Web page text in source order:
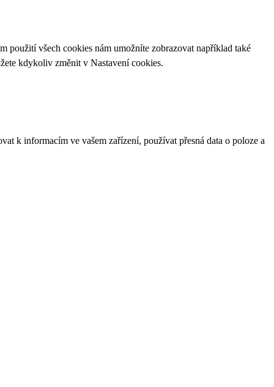
použití všech cookies nám umožníte zobrazovat například také
kdykoliv změnit v Nastavení cookies.
k informacím ve vašem zařízení, používat přesná data o poloze a